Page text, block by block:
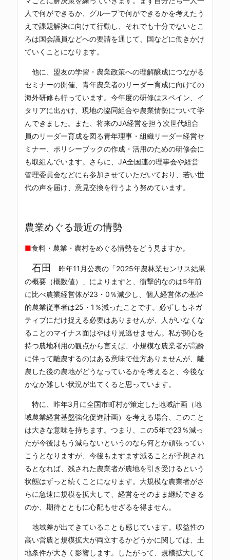
人で何ができるか、グループで何ができるかを考えたう
えで課題解決に向けて行動し、それでも十分でないとこ
ろは国会議員などへの要請を通じて、国などに働きかけ
ていくことになります。
他に、盟友の学習・農業政策への理解醸成につながる
セミナーの開催、青年農業者のリーダー育成に向けての
海外研修も行っています。今年度の研修はスペイン、イ
タリアに出かけ、現地の協同組合や農業情勢について学
んできました。また、将来のJA経営を担う次世代組合
員のリーダー育成を図る青年理事・組織リーダー経営セ
ミナー、ポリシーブックの作成・活用のための研修会に
も取組んでいます。さらに、JA全国連の理事会や経営
管理委員会などにも参加させていただいており、若い世
代の声を届け、意見交換を行うよう努めています。
農業めぐる最近の情勢
■食料・農業・農村をめぐる情勢をどう見ますか。
石田
昨年11月公表の「2025年農林業センサス結果
の概要（概数値）」によりますと、衝撃的なのは5年前
に比べ農業経営体が23・0％減少し、個人経営体の基幹
的農業従事者は25・1％減ったことです。必ずしもネガ
ティブにだけ捉える必要はありませんが、人がいなくな
ることのマイナス面はやはり見逃せません。私が関心を
持つ農地利用の観点から言えば、小規模な農業者が高齢
に伴って離農するのはある意味で仕方ありませんが、離
農した後の農地がどうなっているかを考えると、今後な
かなか難しい状況が出てくると思っています。
特に、昨年3月に全国市町村が策定した地域計画（地
域農業経営基盤強化促進計画）を考える場合、このこと
は大きな意味を持ちます。つまり、この5年で23％減っ
たが今後はもう減らないというのなら何とか頑張ってい
こうとなりますが、今後もますます減ることが予想され
るとなれば、残された農業者が農地を引き受けるという
状態はずっと続くことになります。大規模な農業者がさ
らに急速に規模を拡大して、経営をそのまま継続できる
のか、期待とともに心配もせざるを得ません。
地域差が出てきていることも感じています。収益性の
高い営農と規模拡大が両立するかどうかに関しては、土
地条件が大きく影響します。したがって、規模拡大して